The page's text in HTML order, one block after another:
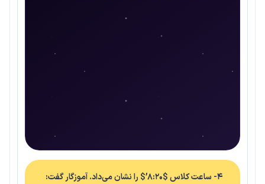
4- ساعت کلاس $۸:۲۰’$ را نشان می‌داد. آموزگار گفت: